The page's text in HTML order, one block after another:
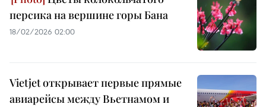
персика на вершине горы Бана
18/02/2026 02:00
Vietjet открывает первые прямые
авиарейсы между Вьетнамом и